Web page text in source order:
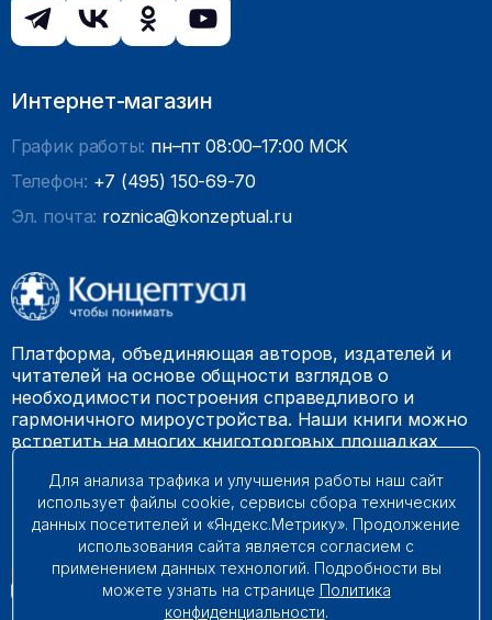
Интернет-магазин
График работы: пн–пт 08:00–17:00 МСК
Телефон: +7 (495) 150-69-70
Эл. почта: roznica@konzeptual.ru
Платформа, объединяющая авторов, издателей и
читателей на основе общности взглядов о
необходимости построения справедливого и
гармоничного мироустройства. Наши книги можно
встретить на многих книготорговых площадках
© 2009 – 2026. Все права защищены.
Для анализа трафика и улучшения работы наш сайт
использует файлы cookie, сервисы сбора технических
данных посетителей и «Яндекс.Метрику». Продолжение
использования сайта является согласием с
применением данных технологий. Подробности вы
можете узнать на странице Политика
конфиденциальности.